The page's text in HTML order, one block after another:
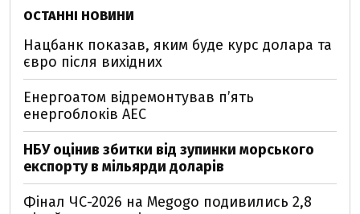
ОСТАННІ НОВИНИ
Нацбанк показав, яким буде курс долара та
євро після вихідних
Енергоатом відремонтував п’ять
енергоблоків АЕС
НБУ оцінив збитки від зупинки морського
експорту в мільярди доларів
Фінал ЧС-2026 на Megogo подивились 2,8